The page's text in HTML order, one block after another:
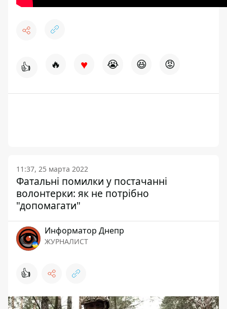
👍 🔥 ♥ 😭 😆 😡
11:37, 25 марта 2022
Фатальні помилки у постачанні
волонтерки: як не потрібно
"допомагати"
Информатор Днепр
ЖУРНАЛИСТ
👍